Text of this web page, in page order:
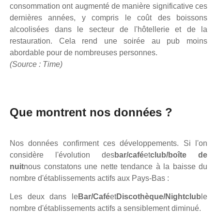
consommation ont augmenté de manière significative ces
dernières années, y compris le coût des boissons
alcoolisées dans le secteur de l'hôtellerie et de la
restauration. Cela rend une soirée au pub moins
abordable pour de nombreuses personnes.
(Source : Time)
Que montrent nos données ?
Nos données confirment ces développements. Si l'on
considère l'évolution desbar/caféetclub/boîte de
nuitnous constatons une nette tendance à la baisse du
nombre d'établissements actifs aux Pays-Bas :
Les deux dans leBar/CaféetDiscothèque/Nightclub le
nombre d'établissements actifs a sensiblement diminué.